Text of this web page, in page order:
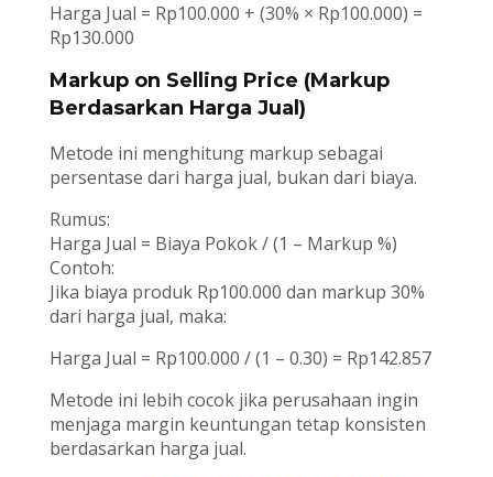
Harga Jual = Rp100.000 + (30% × Rp100.000) =
Rp130.000
Markup on Selling Price (Markup
Berdasarkan Harga Jual)
Metode ini menghitung markup sebagai
persentase dari harga jual, bukan dari biaya.
Rumus:
Harga Jual = Biaya Pokok / (1 – Markup %)
Contoh:
Jika biaya produk Rp100.000 dan markup 30%
dari harga jual, maka:
Harga Jual = Rp100.000 / (1 – 0.30) = Rp142.857
Metode ini lebih cocok jika perusahaan ingin
menjaga margin keuntungan tetap konsisten
berdasarkan harga jual.